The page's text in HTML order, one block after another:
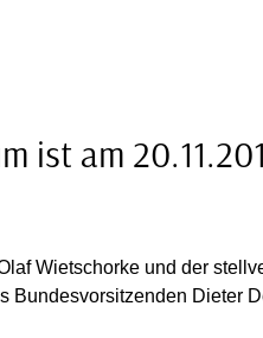
ist am
Wietschorke und der
Bundesvorsitzenden Dieter